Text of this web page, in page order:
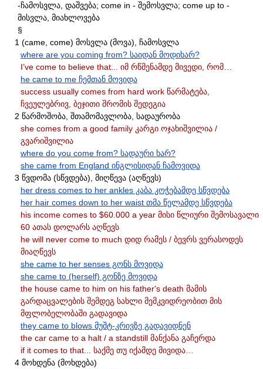
-ჩამოსვლა, დაშვება; come in - შემოსვლა; come up to -
მისვლა, მიახლოვება
§
1 (came, come) მოსვლა (მოვა), ჩამოსვლა
where are you coming from? საიდან მოდიხარ?
I’ve come to believe that... იმ რწმენამდე მივედი, რომ…
he came to me ჩემთან მოვიდა
success usually comes from hard work წარმატება,
ჩვეულებრივ, ბეჯითი შრომის შედეგია
2 წარმოშობა, შთამომავლობა, სადაურობა
she comes from a good family კარგი ოჯახიშვილია /
გვარიშვილია
where do you come from? სადაური ხარ?
she came from England ინგლისიდან ჩამოვიდა
3 წვდომა (სწვდება), მიღწევა (აღწევს)
her dress comes to her ankles კაბა კოჭებამდე სწვდება
her hair comes down to her waist თმა წელამდე სწვდება
his income comes to $60.000 a year მისი წლიური შემოსავალი
60 ათას დოლარს აღწევს
he will never come to much დიდ რამეს / ბევრს ვერასოდეს
მიაღწევს
she came to her senses გონს მოვიდა
she came to (herself) გონზე მოვიდა
the house came to him on his father's death მამის
გარდაცვალების შემდეგ სახლი მემკვიდრეობით მის
მფლობელობაში გადავიდა
they came to blows მუშტ-კრივზე გადავიდნენ
the car came to a halt / a standstill მანქანა გაჩერდა
if it comes to that... საქმე თუ იქამდე მივიდა…
4 მოხდენა (მოხდება)